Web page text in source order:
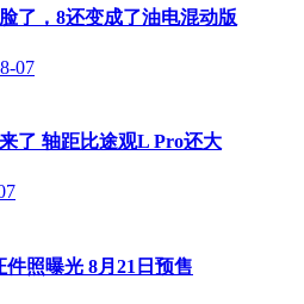
了，8还变成了油电混动版
07
了 轴距比途观L Pro还大
照曝光 8月21日预售